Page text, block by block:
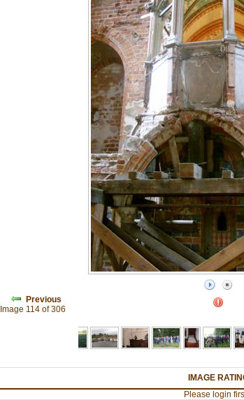
Previous
Image 114 of 306
IMAGE
Please login